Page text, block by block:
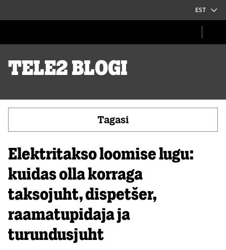
EST
Tele2 blogi
Tagasi
Elektritakso loomise lugu:
kuidas olla korraga
taksojuht, dispetšer,
raamatupidaja ja
turundusjuht